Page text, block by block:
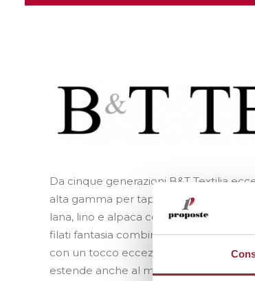
Da cinque generazioni B&T Textilia
alta gamma per tappezzeria e
lana, lino e alpaca conferisce alla
filati fantasia combinati con le nostre
con un tocco eccezionale. Facciamo
estende anche al mondo outdoor. La